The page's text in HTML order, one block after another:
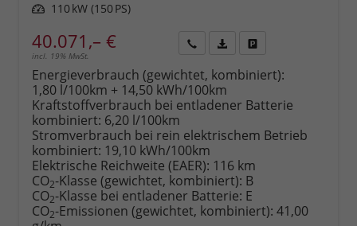
Leistung 110 kW (150 PS)
40.071,– €
incl. 19% MwSt.
anfordernDatei,
Fahrzeugexposé
drucken
drucken,
parken
oder
vergleichen
Energieverbrauch (gewichtet, kombiniert):
1,80 l/100km + 14,50 kWh/100km
Kraftstoffverbrauch bei entladener Batterie
kombiniert: 6,20 l/100km
Stromverbrauch bei rein elektrischem Betrieb
kombiniert: 19,10 kWh/100km
Elektrische Reichweite (EAER): 116 km
CO2-Klasse (gewichtet, kombiniert): B
CO2-Klasse bei entladener Batterie: E
CO2-Emissionen (gewichtet, kombiniert): 41,00